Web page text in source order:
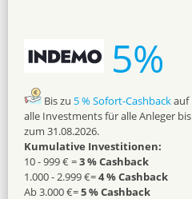
5%
Bis zu 5 % Sofort-Cashbackauf
alle Investments für alle Anleger bis
zum 31.08.2026.
Kumulative Investitionen:
10 - 999 € =3 % Cashback
1.000 - 2.999 €=4 % Cashback
Ab 3.000 €=5 % Cashback